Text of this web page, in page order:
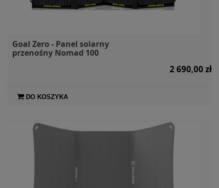
Goal Zero - Panel solarny
przenośny Nomad 100
2 690,00 zł
DO KOSZYKA